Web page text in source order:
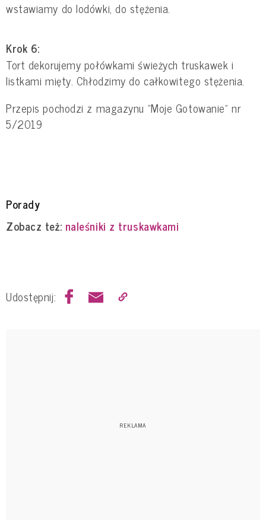
wstawiamy do lodówki, do stężenia.
Krok 6:
Tort dekorujemy połówkami świeżych truskawek i
listkami mięty. Chłodzimy do całkowitego stężenia.
Przepis pochodzi z magazynu "Moje Gotowanie" nr
5/2019
Porady
Zobacz też: naleśniki z truskawkami
Udostępnij: